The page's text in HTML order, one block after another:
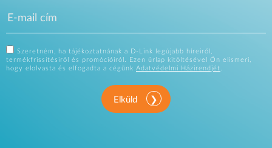
Szeretném, ha tájékoztatnának a D-Link legújabb híreiről,
termékfrissítésiről és promócióiról. Ezen űrlap kitöltésével Ön elismeri,
hogy elolvasta és elfogadta a cégünk Adatvédelmi Házirendjét.
Elküld